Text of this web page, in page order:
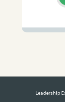
Leadership